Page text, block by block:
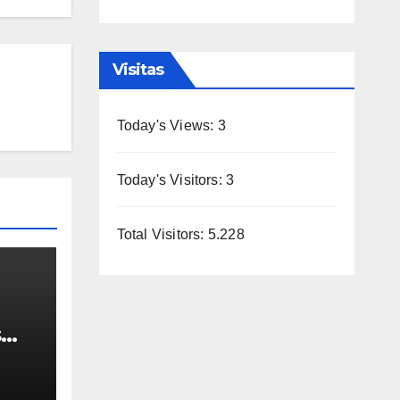
Visitas
Today's Views: 3
Today's Visitors:3
Total Visitors: 5.228